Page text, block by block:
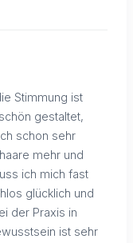
Stimmung ist
gestaltet,
schon sehr
mehr und
ich mich fast
glücklich und
der Praxis in
ist sehr